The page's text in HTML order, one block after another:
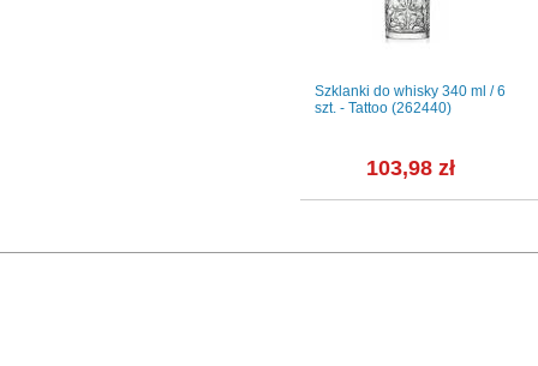
Szklanki do whisky 340 ml / 6
szt. - Tattoo (262440)
103,98 zł